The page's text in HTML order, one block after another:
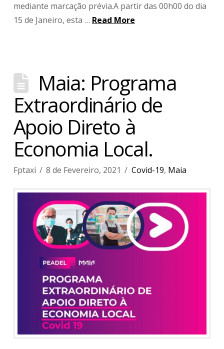
mediante marcação prévia.A partir das 00h00 do dia
15 de Janeiro, esta … Read More
Maia: Programa
Extraordinário de
Apoio Direto à
Economia Local.
Fptaxi 8 de Fevereiro, 2021 Covid-19, Maia